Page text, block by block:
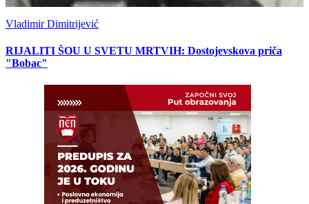
Vladimir Dimitrijević
RIJALITI ŠOU U SVETU MRTVIH: Dostojevskova priča
"Bobac"